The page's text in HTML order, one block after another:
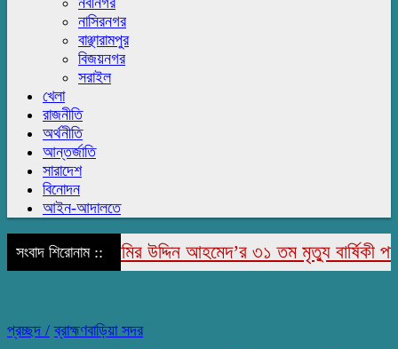
নাসিরনগর
বাঞ্ছারামপুর
বিজয়নগর
সরাইল
খেলা
রাজনীতি
অর্থনীতি
আন্তর্জাতি
সারাদেশ
বিনোদন
আইন-আদালতে
সংবাদ শিরোনাম ::
মরহুম জামির উদ্দিন আহমেদ’র ৩১ তম মৃত্যু বার্ষিকী পালিত
প্রচ্ছদ / ব্রাহ্মণবাড়িয়া সদর